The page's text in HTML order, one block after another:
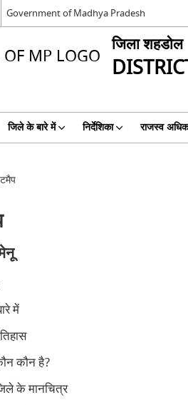
Government of Madhya Pradesh
जिला शहडोल
जिले के बारे में निर्देशिका राजस्‍व
में
कौन है?
के मानचित्र